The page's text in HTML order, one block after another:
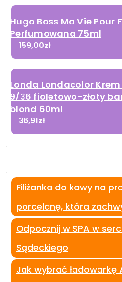
Hugo Boss Ma Vie Pour
Perfumowana 75ml
159,00zł
Londa Londacolor
9/36 fioletowo-złoty
blond 60ml
36,91zł
Filiżanka do kawy na
porcelanę, która
Odpocznij w SPA w
Sądeckiego
Jak wybrać ładowarkę